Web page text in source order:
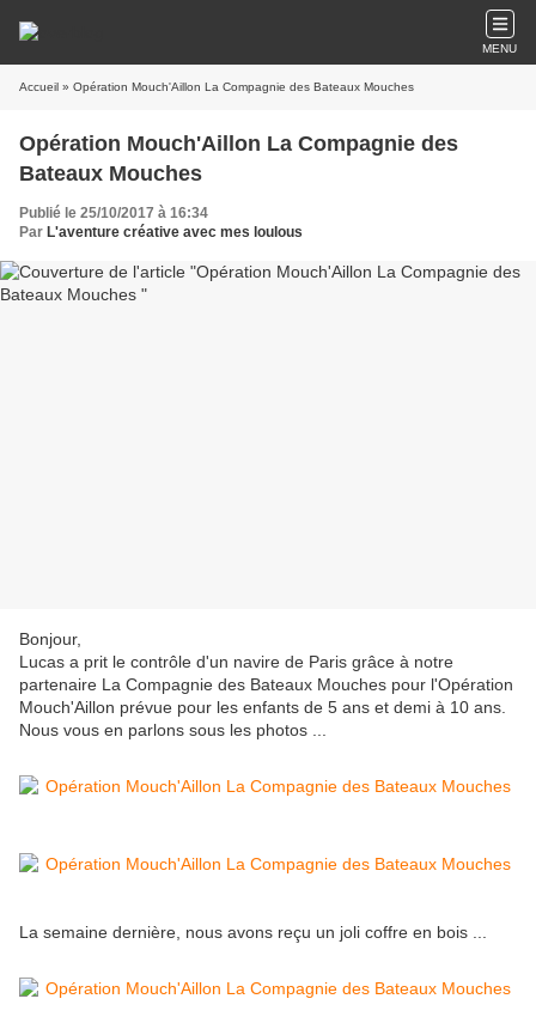
MENU
Accueil » Opération Mouch'Aillon La Compagnie des Bateaux Mouches
Opération Mouch'Aillon La Compagnie des
Bateaux Mouches
Publié le 25/10/2017 à 16:34
Par L'aventure créative avec mes loulous
Bonjour,
Lucas a prit le contrôle d'un navire de Paris grâce à notre
partenaire La Compagnie des Bateaux Mouches pour l'Opération
Mouch'Aillon prévue pour les enfants de 5 ans et demi à 10 ans.
Nous vous en parlons sous les photos ...
La semaine dernière, nous avons reçu un joli coffre en bois ...